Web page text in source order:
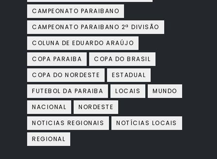
CAMPEONATO PARAIBANO
CAMPEONATO PARAIBANO 2ª DIVISÃO
COLUNA DE EDUARDO ARAÚJO
COPA PARAIBA
COPA DO BRASIL
COPA DO NORDESTE
ESTADUAL
FUTEBOL DA PARAIBA
LOCAIS
MUNDO
NACIONAL
NORDESTE
NOTICIAS REGIONAIS
NOTÍCIAS LOCAIS
REGIONAL